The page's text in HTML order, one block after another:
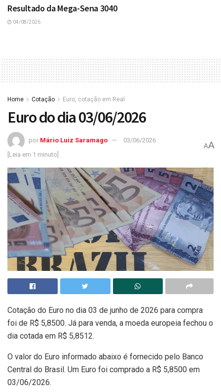
Resultado da Mega-Sena 3040
04/08/2026
Home Cotação Euro, cotação em Real
Euro do dia 03/06/2026
por Mário Luiz Saramago
03/06/2026
[Leia em 1 minuto]
AA
Cotação do Euro no dia 03 de junho de 2026 para compra
foi de R$ 5,8500. Já para venda, a moeda europeia fechou o
dia cotada em R$ 5,8512.
O valor do Euro informado abaixo é fornecido pelo Banco
Central do Brasil. Um Euro foi comprado a R$ 5,8500 em
03/06/2026.